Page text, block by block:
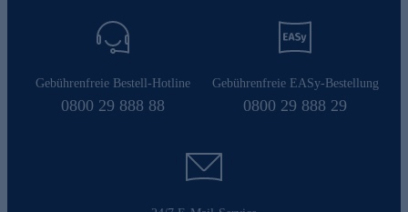
Gebührenfreie Bestell-Hotline
0800 29 888 88
Gebührenfreie EASy-Bestellung
0800 29 888 29